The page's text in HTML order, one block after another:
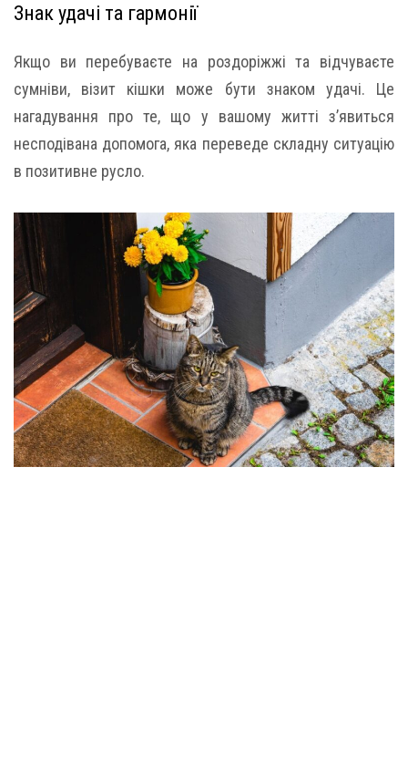
Знак удачі та гармонії
Якщо ви перебуваєте на роздоріжжі та відчуваєте
сумніви, візит кішки може бути знаком удачі. Це
нагадування про те, що у вашому житті з’явиться
несподівана допомога, яка переведе складну ситуацію
в позитивне русло.